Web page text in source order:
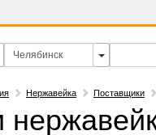
Нержавейка Поставщики